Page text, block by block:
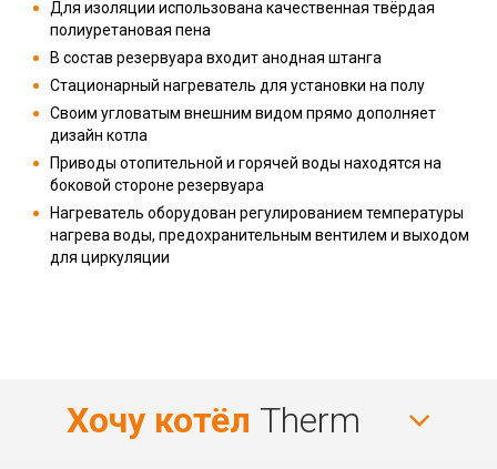
Для изоляции использована качественная твёрдая
полиуретановая пена
В состав резервуара входит анодная штанга
Стационарный нагреватель для установки на полу
Своим угловатым внешним видом прямо дополняет
дизайн котла
Приводы отопительной и горячей воды находятся на
боковой стороне резервуара
Нагреватель оборудован регулированием температуры
нагрева воды, предохранительным вентилем и выходом
для циркуляции
Хочу котёл Therm